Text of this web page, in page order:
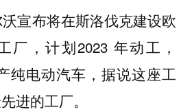
宣布将在斯洛伐克建设欧
厂，计划2023 年动工，
纯电动汽车，据说这座工
进的工厂。